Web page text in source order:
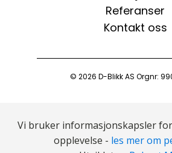
Referanser
Kontakt oss
© 2026 D-Blikk AS Orgnr:
Vi bruker informasjonskapsler
opplevelse - les mer om